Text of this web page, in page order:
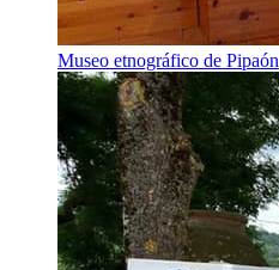
Museo etnográfico de Pipaón